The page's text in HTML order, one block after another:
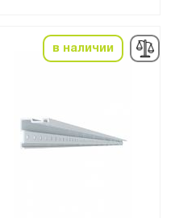
в наличии